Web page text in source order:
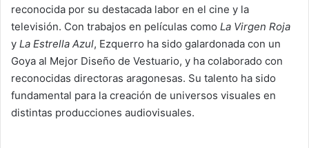
reconocida por su destacada labor en el cine y la
televisión. Con trabajos en películas como La Virgen Roja
y La Estrella Azul, Ezquerro ha sido galardonada con un
Goya al Mejor Diseño de Vestuario, y ha colaborado con
reconocidas directoras aragonesas. Su talento ha sido
fundamental para la creación de universos visuales en
distintas producciones audiovisuales.